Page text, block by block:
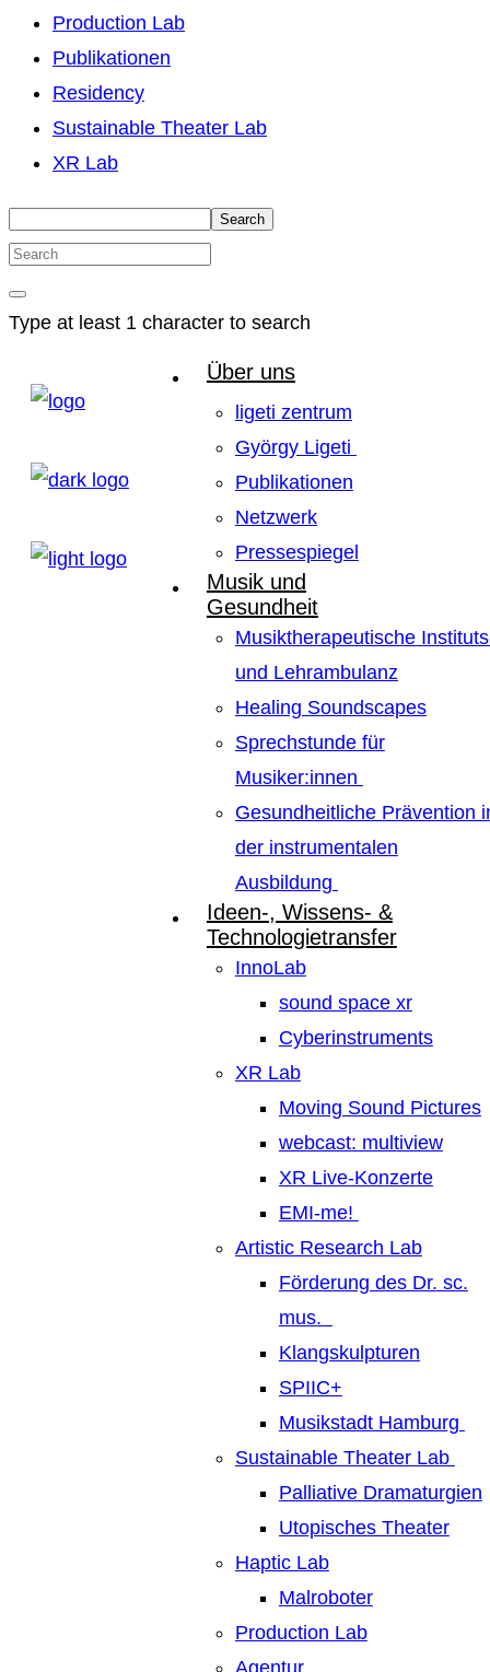
Production Lab
Publikationen
Residency
Sustainable Theater Lab
XR Lab
Search
Type at least 1 character to search
Über uns
ligeti zentrum
György Ligeti
Publikationen
Netzwerk
Pressespiegel
Musik und
Gesundheit
Musiktherapeutische
und Lehrambulanz
Healing Soundscapes
Sprechstunde für
Musiker:innen
Gesundheitliche Prävention
der instrumentalen
Ausbildung
Ideen-, Wissens- &
Technologietransfer
InnoLab
sound space xr
Cyberinstruments
XR Lab
Moving Sound Pictures
webcast: multiview
XR Live-Konzerte
EMI-me!
Artistic Research Lab
Förderung des Dr. sc.
mus.
Klangskulpturen
SPIIC+
Musikstadt Hamburg
Sustainable Theater Lab
Palliative Dramaturgien
Utopisches Theater
Haptic Lab
Malroboter
Production Lab
Agentur